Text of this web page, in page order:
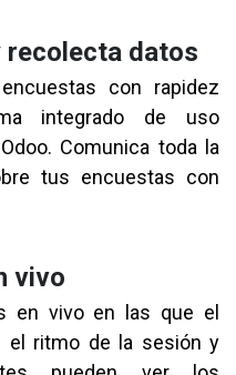
recolecta datos
con rapidez
integrado de uso
Comunica toda la
tus encuestas con
vivo
en vivo en las que el
el ritmo de la sesión y